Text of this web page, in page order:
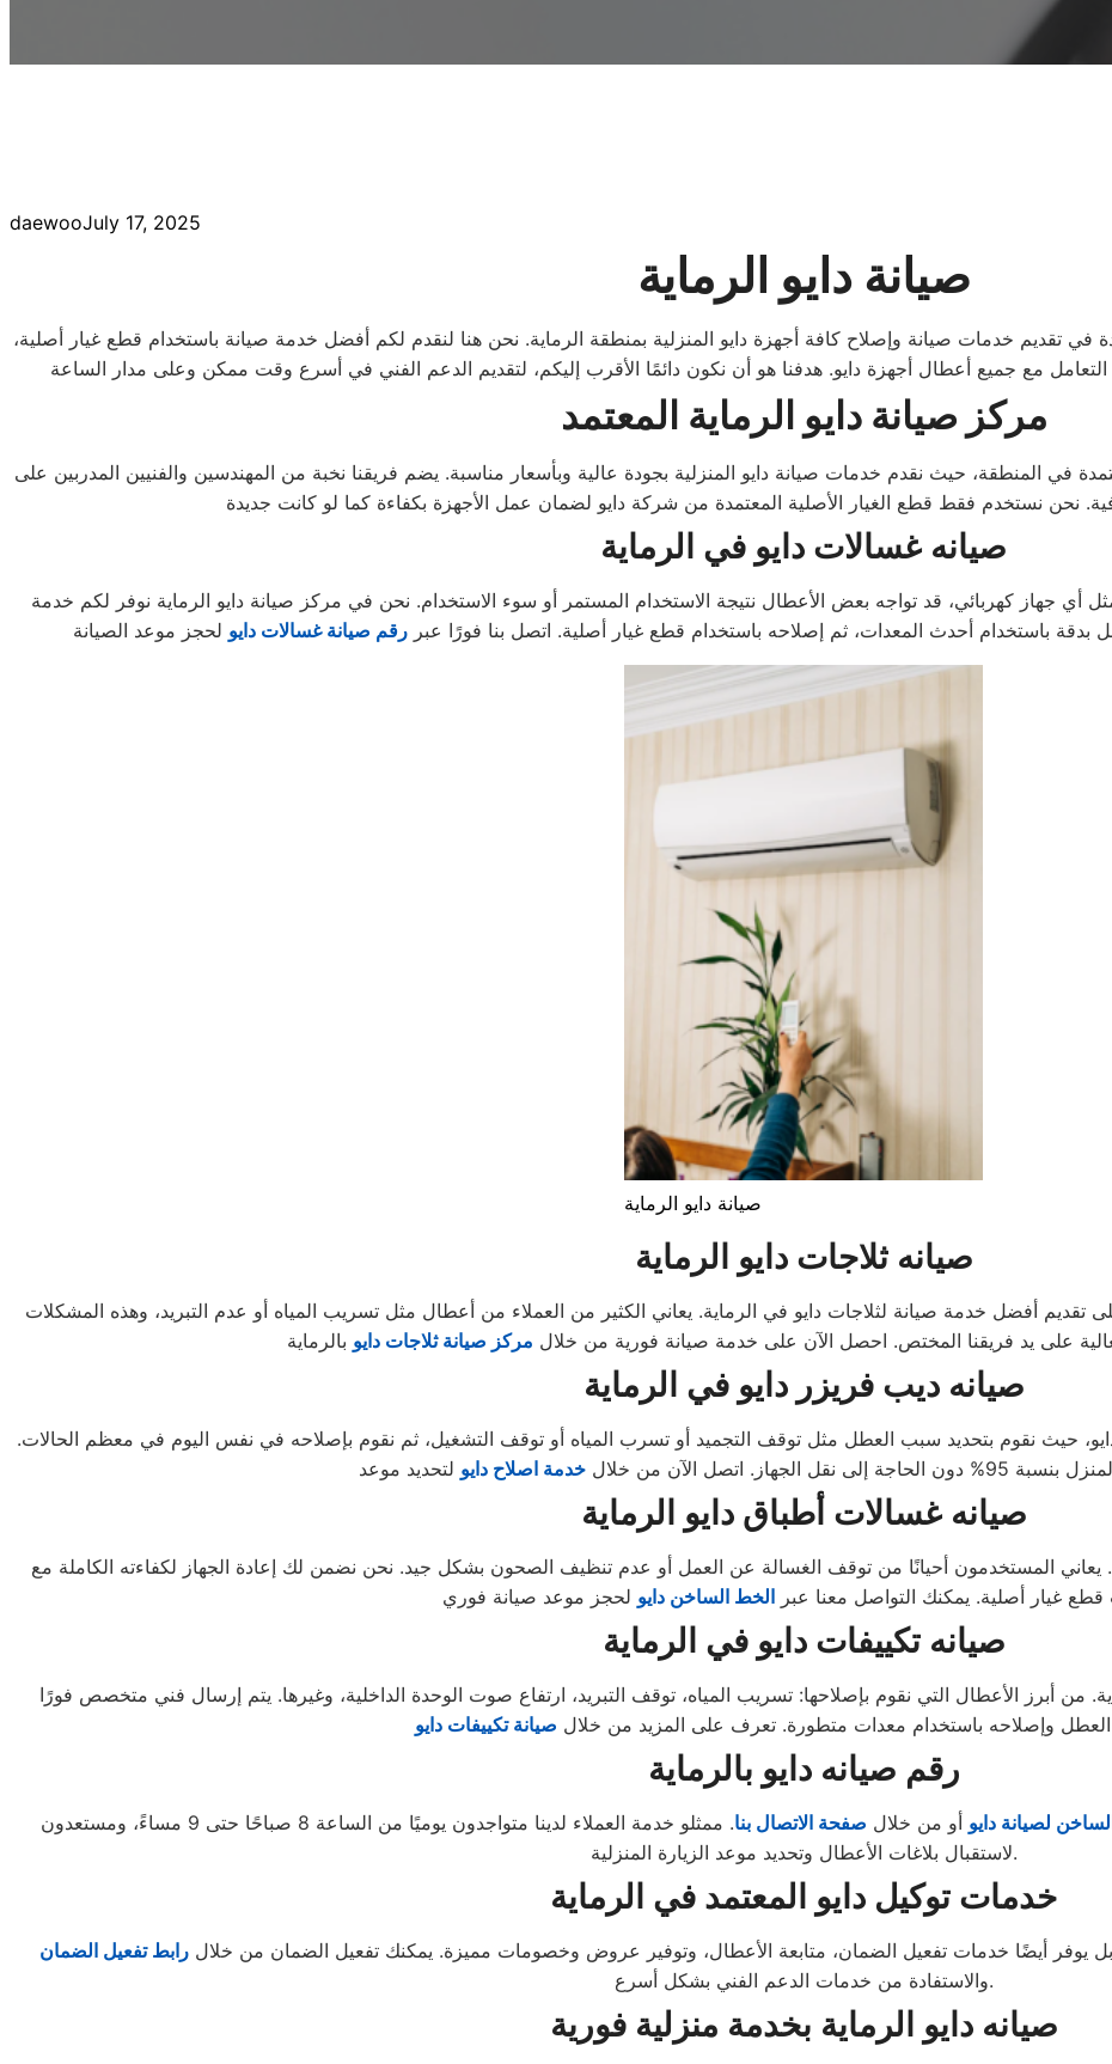
daewooJuly 17, 2025
صيانة دايو الرماية
في تقديم خدمات صيانة وإصلاح كافة أجهزة دايو المنزلية بمنطقة الرماية. نحن هنا لنقدم لكم أفضل خدمة صيانة باستخدام قطع غيار أصلية،
مركز صيانة دايو الرماية المعتمد
في المنطقة، حيث نقدم خدمات صيانة دايو المنزلية بجودة عالية وبأسعار مناسبة. يضم فريقنا نخبة من المهندسين والفنيين المدربين على
صيانه غسالات دايو في الرماية
مثل أي جهاز كهربائي، قد تواجه بعض الأعطال نتيجة الاستخدام المستمر أو سوء الاستخدام. نحن في مركز صيانة دايو الرماية نوفر لكم خدمة
بدقة باستخدام أحدث المعدات، ثم إصلاحه باستخدام قطع غيار أصلية. اتصل بنا فورًا عبررقم صيانة غسالات دايو
صيانة دايو الرماية
صيانه ثلاجات دايو الرماية
تقديم أفضل خدمة صيانة لثلاجات دايو في الرماية. يعاني الكثير من العملاء من أعطال مثل تسريب المياه أو عدم التبريد، وهذه المشكلات
على يد فريقنا المختص. احصل الآن على خدمة صيانة فورية من خلال مركز صيانة ثلاجات دايو
صيانه ديب فريزر دايو في الرماية
حيث نقوم بتحديد سبب العطل مثل توقف التجميد أو تسرب المياه أو توقف التشغيل، ثم نقوم بإصلاحه في نفس اليوم في معظم الحالات.
نقل الجهاز. اتصل الآن من خلال
خدمة اصلاح دايو
صيانه غسالات أطباق دايو الرماية
يعاني المستخدمون أحيانًا من توقف الغسالة عن العمل أو عدم تنظيف الصحون بشكل جيد. نحن نضمن لك إعادة الجهاز لكفاءته الكاملة مع
غيار أصلية. يمكنك التواصل معنا عبر الخط الساخن دايو
صيانه تكييفات دايو في الرماية
من أبرز الأعطال التي نقوم بإصلاحها: تسريب المياه، توقف التبريد، ارتفاع صوت الوحدة الداخلية، وغيرها. يتم إرسال فني متخصص فورًا
وإصلاحه باستخدام معدات متطورة. تعرف على المزيد من خلال صيانة تكييفات دايو
رقم صيانه دايو بالرماية
لصيانة دايو أو من خلال صفحة الاتصال بنا
. ممثلو خدمة العملاء لدينا متواجدون يوميًا من الساعة 8 صباحًا حتى 9 مساءً، ومستعدون
لاستقبال بلاغات الأعطال وتحديد موعد الزيارة المنزلية.
خدمات توكيل دايو المعتمد في الرماية
بل يوفر أيضًا خدمات تفعيل الضمان، متابعة الأعطال، وتوفير عروض وخصومات مميزة. يمكنك تفعيل الضمان من خلالرابط تفعيل الضمان
والاستفادة من خدمات الدعم الفني بشكل أسرع.
صيانه دايو الرماية بخدمة منزلية فورية